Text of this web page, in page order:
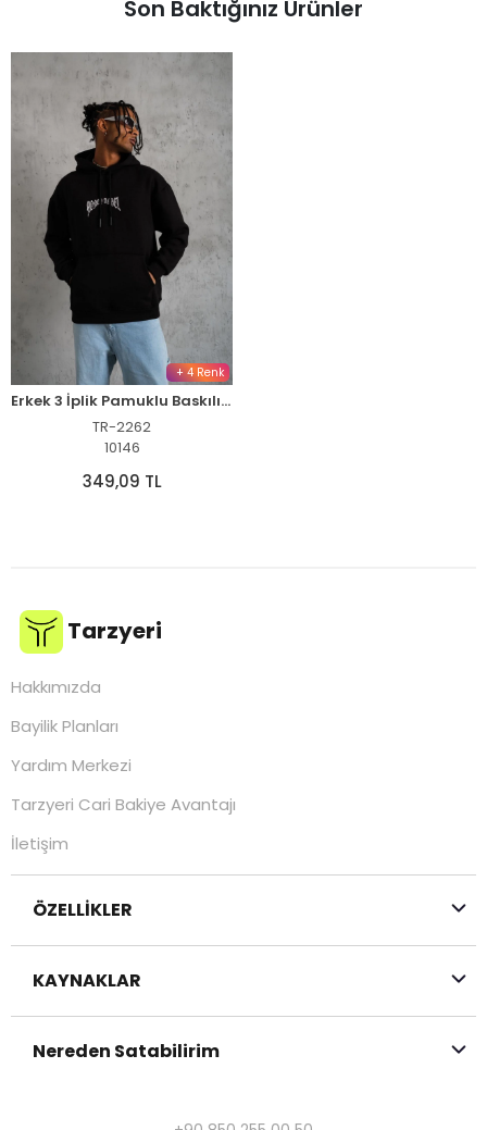
Son Baktığınız Ürünler
+ 4 Renk
Erkek 3 İplik Pamuklu Baskılı Kapüşonlu Cepli Sweatshirt Hoodie - Siyah
TR-2262
10146
349,09 TL
Tarzyeri
Hakkımızda
Bayilik Planları
Yardım Merkezi
Tarzyeri Cari Bakiye Avantajı
İletişim
ÖZELLİKLER
KAYNAKLAR
Nereden Satabilirim